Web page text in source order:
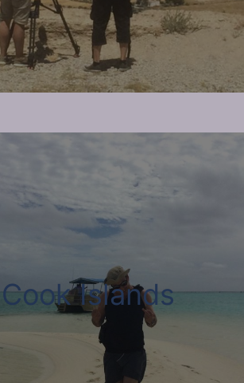
Cook Islands